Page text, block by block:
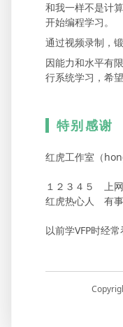
和我一样不是计
开始编程学习。
通过视频录制，
因能力和水平有
行系统学习，希
特别感谢
红虎工作室（
１２３４５ 上
红虎热心人 有
以前学VFP时经常